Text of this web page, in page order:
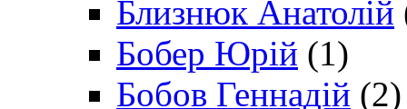
Близнюк Анатолій
Бобер Юрій (1)
Бобов Геннадій (2)